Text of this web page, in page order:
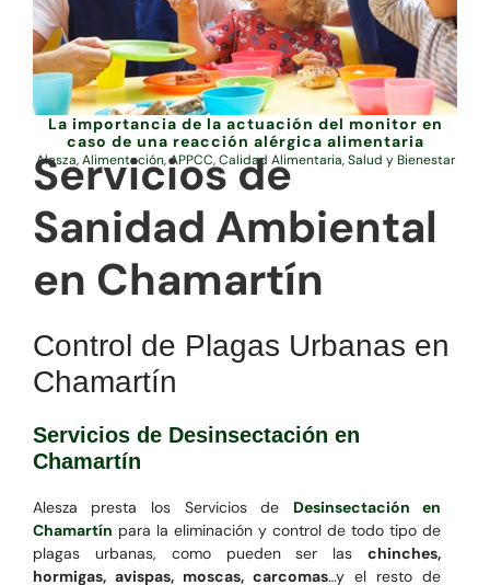
La importancia de la actuación del monitor en
caso de una reacción alérgica alimentaria
Alesza,Alimentación,APPCC,Calidad Alimentaria,Salud y Bienestar
Servicios de
Sanidad Ambiental
en Chamartín
Control de Plagas Urbanas en
Chamartín
Servicios de Desinsectación en
Chamartín
Alesza presta los Servicios de Desinsectación en
Chamartín para la eliminación y control de todo tipo de
plagas urbanas, como pueden ser laschinches,
hormigas, avispas, moscas, carcomas…y el resto de